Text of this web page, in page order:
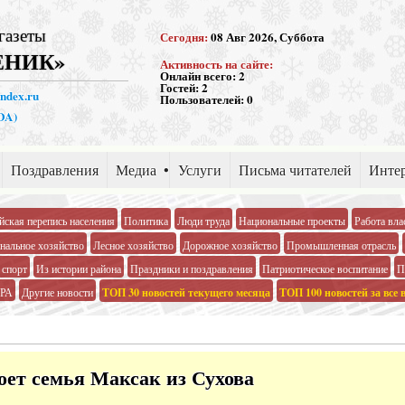
Сегодня:08 Авг 2026, Суббота
Активность на сайте:
Онлайн всего:2
Гостей:2
Пользователей:0
Поздравления Медиа Услуги Письма читателей
перепись населения Политика Люди труда Национальные проекты
Работа
хозяйство
Лесное хозяйство Дорожное хозяйство
Промышленная отрасль
Из истории района Праздники и поздравления Патриотическое воспитание
Другие новости ТОП 30 новостей текущего месяца ТОП 100 новостей за все
семья Максак из Сухова